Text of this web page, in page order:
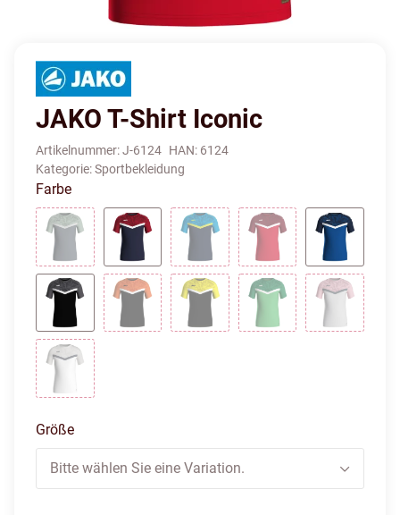
JAKO T-Shirt Iconic
Artikelnummer:J-6124 HAN: 6124
Kategorie:Sportbekleidung
Farbe
anthra light/mintgrün/soft grey
marine/chili rotmarine/JAKO blau/neongelb
rot/weinrotroyal/
schwarz/anthrazit
Größe
Bitte wählen Sie eine Variation.